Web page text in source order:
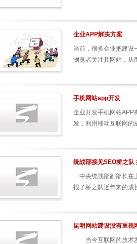
企业APP解决方案
当前，很多企业把建设
浏览者关注其网站，从
手机网站app开发
企业开发手机网站APP
发，利用移动互联网的
统战部接见SEO桥之队
中央统战部副部长在
报了桥之队近年来的成
昆明网站建设没有重视
当今互联网的技术发